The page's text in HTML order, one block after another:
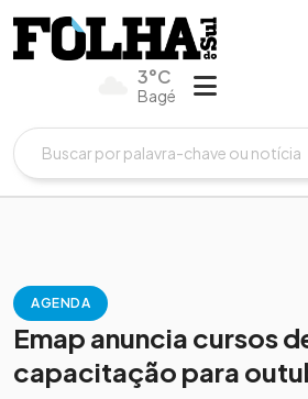
3°C
Bagé
AGENDA
Emap anuncia cursos
capacitação para